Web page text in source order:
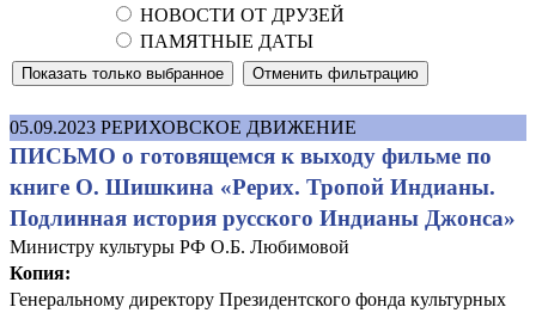
НОВОСТИ ОТ ДРУЗЕЙ
ПАМЯТНЫЕ ДАТЫ
05.09.2023 РЕРИХОВСКОЕ ДВИЖЕНИЕ
ПИСЬМО о готовящемся к выходу фильме по
книге О. Шишкина «Рерих. Тропой Индианы.
Подлинная история русского Индианы Джонса»
Министру культуры РФ О.Б. Любимовой
Копия:
Генеральному директору Президентского фонда культурных